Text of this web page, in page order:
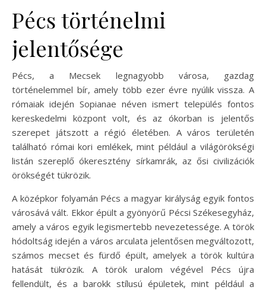
Pécs történelmi
jelentősége
Pécs, a Mecsek legnagyobb városa, gazdag
történelemmel bír, amely több ezer évre nyúlik vissza. A
rómaiak idején Sopianae néven ismert település fontos
kereskedelmi központ volt, és az ókorban is jelentős
szerepet játszott a régió életében. A város területén
található római kori emlékek, mint például a világörökségi
listán szereplő ókeresztény sírkamrák, az ősi civilizációk
örökségét tükrözik.
A középkor folyamán Pécs a magyar királyság egyik fontos
városává vált. Ekkor épült a gyönyörű Pécsi Székesegyház,
amely a város egyik legismertebb nevezetessége. A török
hódoltság idején a város arculata jelentősen megváltozott,
számos mecset és fürdő épült, amelyek a török kultúra
hatását tükrözik. A török uralom végével Pécs újra
fellendült, és a barokk stílusú épületek, mint például a